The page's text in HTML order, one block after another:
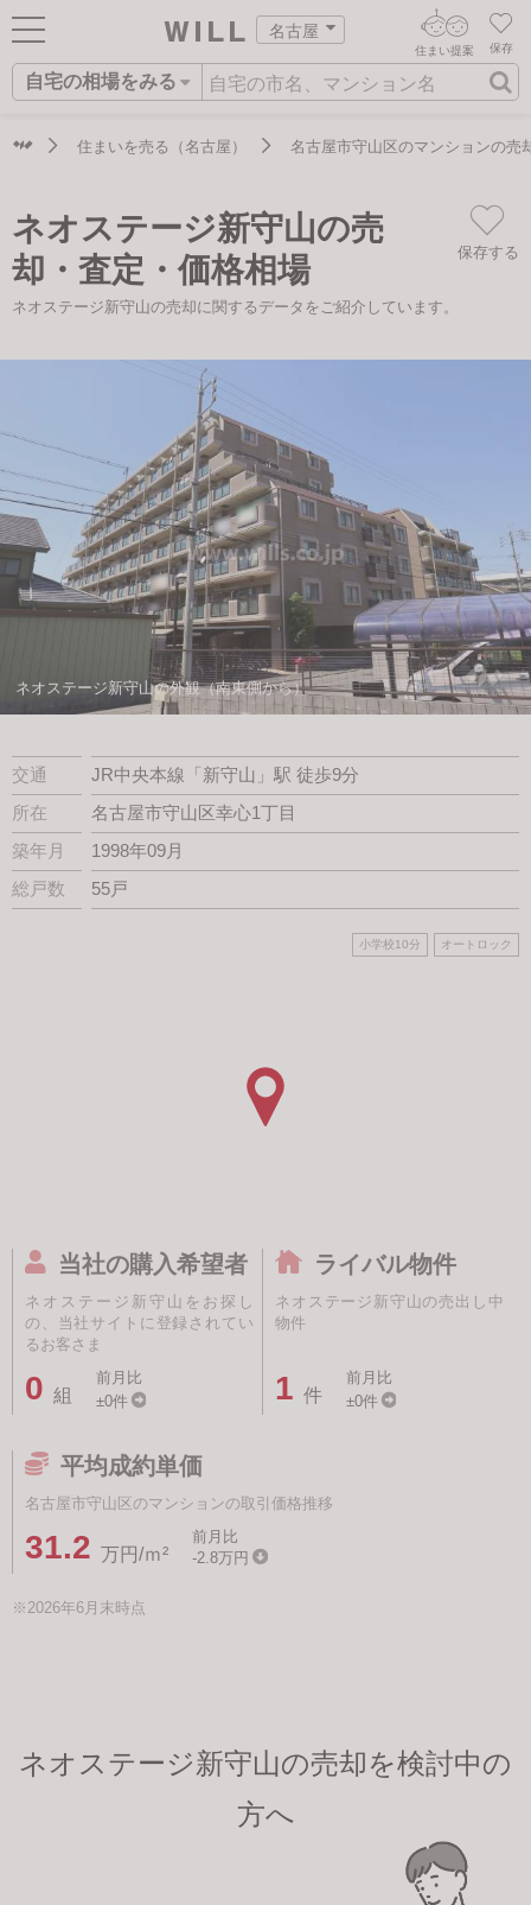
名古屋
ログイン
新規会員登録
住まいをさがす
住まいを売る
住まいをつくる
店舗案内
スタッフ紹介
会社案内
保存
住まい提案
自宅の相場をみる
住まいをさがす
住まい事例をさが
スタッフをさがす
AIウィルくんの提案
AI住まい提案を受ける
AI査定・チャット相談する
不動産エージェントの提案
相場データを依頼する
住まいを売る（名古屋） 名古屋市守山区のマンションの売
ネオステージ新守山の売
却・査定・価格相場
保存する
ネオステージ新守山の売却に関するデータをご紹介しています。
ネオステージ新守山の外観（南東側から）
交通
JR中央本線「新守山」駅 徒歩9分
所在
名古屋市守山区幸心1丁目
築年月
1998年09月
総戸数
55戸
オートロック
小学校10分
当社の購入希望者
ネオステージ新守山をお探し
の、当社サイトに登録されてい
るお客さま
0 組
前月比
±0件
ライバル物件
ネオステージ新守山の売出し中
物件
1 件
前月比
±0件
平均成約単価
名古屋市守山区のマンションの取引価格推移
31.2 万円/ｍ²
前月比
-2.8万円
※2026年6月末時点
ネオステージ新守山の売却を検討中の
方へ